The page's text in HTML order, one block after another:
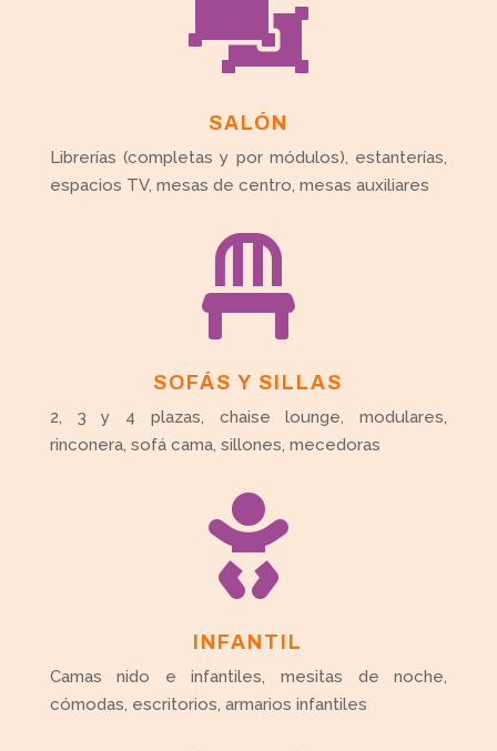

SALÓN
Librerías (completas y por módulos), estanterías,
espacios TV, mesas de centro, mesas auxiliares

SOFÁS Y SILLAS
2, 3 y 4 plazas, chaise lounge, modulares,
rinconera, sofá cama, sillones, mecedoras

INFANTIL
Camas nido e infantiles, mesitas de noche,
cómodas, escritorios, armarios infantiles